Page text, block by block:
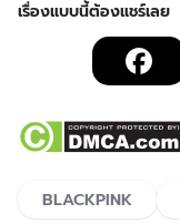
BLACKPINK